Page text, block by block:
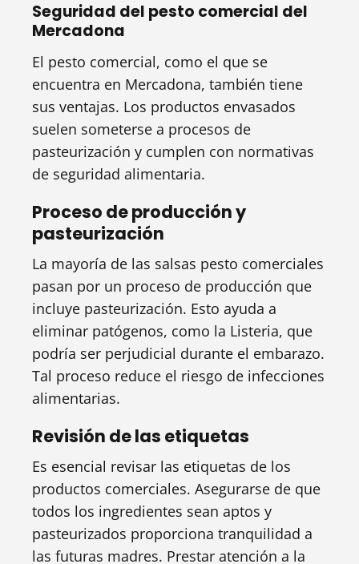
Seguridad del pesto comercial del
Mercadona
El pesto comercial, como el que se
encuentra en Mercadona, también tiene
sus ventajas. Los productos envasados
suelen someterse a procesos de
pasteurización y cumplen con normativas
de seguridad alimentaria.
Proceso de producción y
pasteurización
La mayoría de las salsas pesto comerciales
pasan por un proceso de producción que
incluye pasteurización. Esto ayuda a
eliminar patógenos, como la Listeria, que
podría ser perjudicial durante el embarazo.
Tal proceso reduce el riesgo de infecciones
alimentarias.
Revisión de las etiquetas
Es esencial revisar las etiquetas de los
productos comerciales. Asegurarse de que
todos los ingredientes sean aptos y
pasteurizados proporciona tranquilidad a
las futuras madres. Prestar atención a la